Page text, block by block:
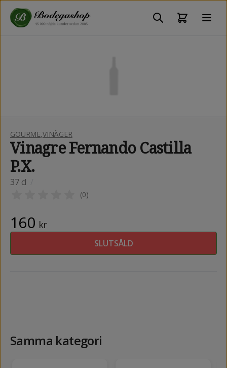
GOURME,VINÄGER
Vinagre Fernando Castilla
P.X.
37 cl
(0)
160 kr
SLUTSÅLD
Samma kategori